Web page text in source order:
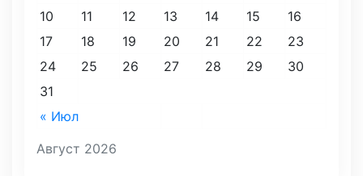
Август 2026
« Июл
10
11 12 13 14 15
16
17
18 19 20 21 22
23
24
25 26 27 28 29
30
31